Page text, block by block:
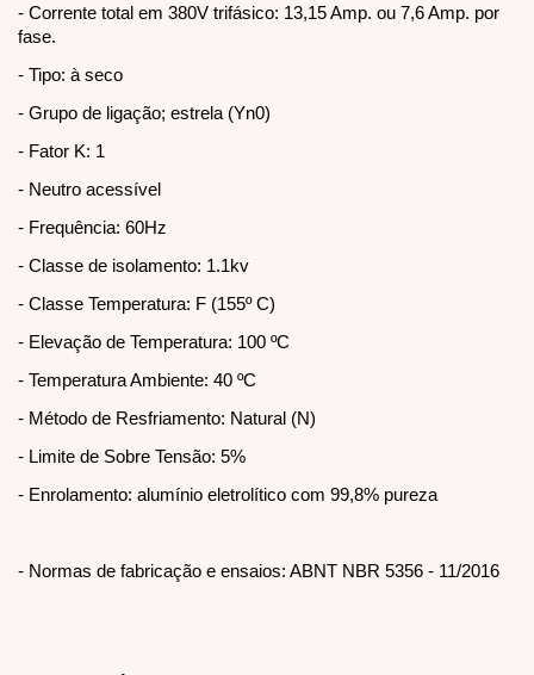
- Corrente total em 380V trifásico: 13,15 Amp. ou 7,6 Amp. por
fase.
- Tipo: à seco
- Grupo de ligação; estrela (Yn0)
- Fator K: 1
- Neutro acessível
- Frequência: 60Hz
- Classe de isolamento: 1.1kv
- Classe Temperatura: F (155º C)
- Elevação de Temperatura: 100 ºC
- Temperatura Ambiente: 40 ºC
- Método de Resfriamento: Natural (N)
- Limite de Sobre Tensão: 5%
- Enrolamento: alumínio eletrolítico com 99,8% pureza
- Normas de fabricação e ensaios: ABNT NBR 5356 - 11/2016